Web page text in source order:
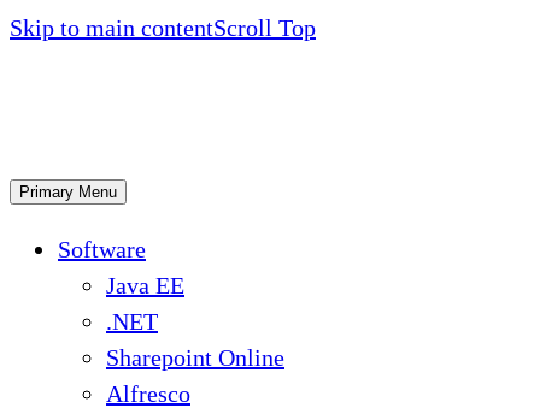
Skip to main contentScroll Top
Primary Menu
Software
Java EE
.NET
Sharepoint Online
Alfresco